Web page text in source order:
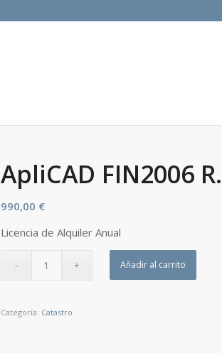
ApliCAD FIN2006
990,00 €
Licencia de Alquiler Anual
Añadir al carrito
Categoría: Catastro